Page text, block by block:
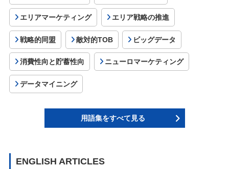
エリアマーケティング エリア戦略の推進
戦略的同盟 敵対的TOB ビッグデータ
消費性向と貯蓄性向 ニューロマーケティング
データマイニング
用語集をすべて見る
ENGLISH ARTICLES